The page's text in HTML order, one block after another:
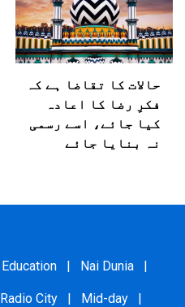
حالات کا تقاضا ہے کہ
فکرِ رضا کا اعادہ
کیا جائے، اسے رسمی
نہ بنایا جائے
Education | Nai Dunia |
Radio City | Mid-day |